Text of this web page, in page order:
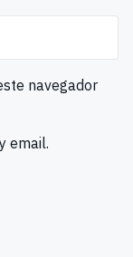
navegador
email.